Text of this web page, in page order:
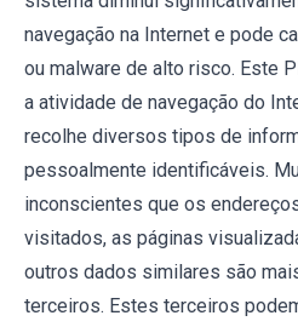
navegação na Internet e pode
ou malware de alto risco. Este
a atividade de navegação do
recolhe diversos tipos de
pessoalmente identificáveis.
inconscientes que os
visitados, as páginas
outros dados similares são
terceiros. Estes terceiros